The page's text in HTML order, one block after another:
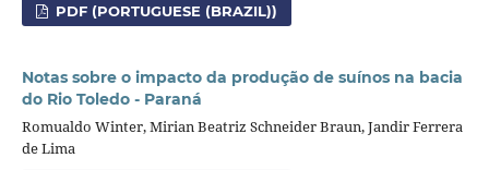
PDF (PORTUGUESE (BRAZIL))
Notas sobre o impacto da produção de suínos na bacia
do Rio Toledo - Paraná
Romualdo Winter, Mirian Beatriz Schneider Braun, Jandir Ferrera
de Lima